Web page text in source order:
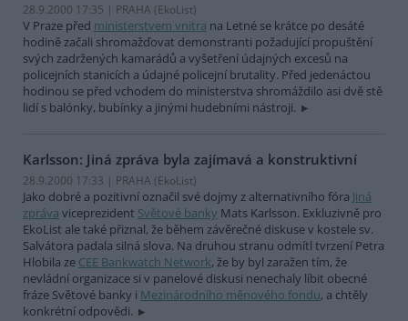
28.9.2000 17:35 | PRAHA (EkoList)
V Praze před ministerstvem vnitra na Letné se krátce po desáté
hodině začali shromažďovat demonstranti požadující propuštění
svých zadržených kamarádů a vyšetření údajných excesů na
policejních stanicích a údajné policejní brutality. Před jedenáctou
hodinou se před vchodem do ministerstva shromáždilo asi dvě stě
lidí s balónky, bubínky a jinými hudebními nástroji.
Karlsson: Jiná zpráva byla zajímavá a konstruktivní
28.9.2000 17:33 | PRAHA (EkoList)
Jako dobré a pozitivní označil své dojmy z alternativního fóra Jiná
zpráva viceprezident Světové banky Mats Karlsson. Exkluzivně pro
EkoList ale také přiznal, že během závěrečné diskuse v kostele sv.
Salvátora padala silná slova. Na druhou stranu odmítl tvrzení Petra
Hlobila ze CEE Bankwatch Network, že by byl zaražen tím, že
nevládní organizace si v panelové diskusi nenechaly líbit obecné
fráze Světové banky i Mezinárodního měnového fondu, a chtěly
konkrétní odpovědi.